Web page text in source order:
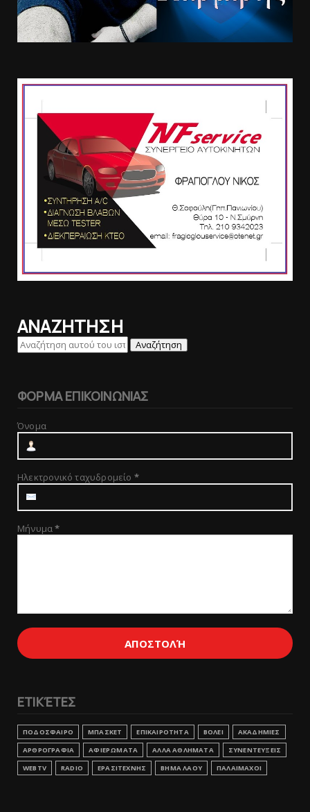
ΑΝΑΖΗΤΗΣΗ
ΦΟΡΜΑ ΕΠΙΚΟΙΝΩΝΙΑΣ
Όνομα
Ηλεκτρονικό ταχυδρομείο *
Μήνυμα*
ΕΤΙΚΈΤΕΣ
ΠΟΔΟΣΦΑΙΡΟ ΜΠΑΣΚΕΤ ΕΠΙΚΑΙΡΟΤΗΤΑ ΒΟΛΕΙ
ΑΚΑΔΗΜΙΕΣ
ΑΡΘΡΟΓΡΑΦΙΑ
ΑΦΙΕΡΩΜΑΤΑ ΑΛΛΑ ΑΘΛΗΜΑΤΑ
ΣΥΝΕΝΤΕΥΞΕΙΣ
WEBTV
RADIO ΕΡΑΣΙΤΕΧΝΗΣ ΒΗΜΑ ΛΑΟΥ ΠΑΛΑΙΜΑΧΟΙ